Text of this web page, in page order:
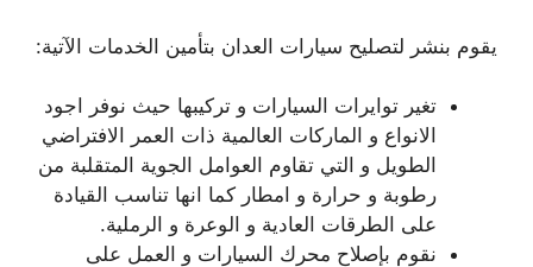
يقوم بنشر لتصليح سيارات العدان بتأمين الخدمات الآتية:
تغير توايرات السيارات و تركيبها حيث نوفر اجود
الانواع و الماركات العالمية ذات العمر الافتراضي
الطويل و التي تقاوم العوامل الجوية المتقلبة من
رطوبة و حرارة و امطار كما انها تناسب القيادة
على الطرقات العادية و الوعرة و الرملية.
نقوم بإصلاح محرك السيارات و العمل على